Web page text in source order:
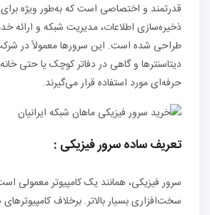
قدرتمند و اختصاصی است که به‌طور ویژه برای
ذخیره‌سازی اطلاعات، مدیریت شبکه و ارائه
طراحی شده است. این سرورها معمولاً در
دیتاسنترها و گاهی در دفاتر کوچک یا حتی
حرفه‌ای مورد استفاده قرار می‌گیرند.
تعریف ساده سرور فیزیکی :
سرور فیزیکی، همانند یک کامپیوتر معمولی
سخت‌افزاری بسیار بالاتر. برخلاف